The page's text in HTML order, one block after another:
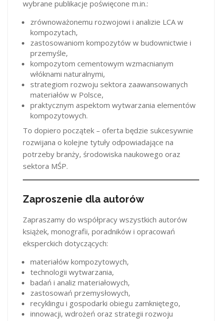
wybrane publikacje poświęcone m.in.:
zrównoważonemu rozwojowi i analizie LCA w
kompozytach,
zastosowaniom kompozytów w budownictwie i
przemyśle,
kompozytom cementowym wzmacnianym
włóknami naturalnymi,
strategiom rozwoju sektora zaawansowanych
materiałów w Polsce,
praktycznym aspektom wytwarzania elementów
kompozytowych.
To dopiero początek – oferta będzie sukcesywnie
rozwijana o kolejne tytuły odpowiadające na
potrzeby branży, środowiska naukowego oraz
sektora MŚP.
Zaproszenie dla autorów
Zapraszamy do współpracy wszystkich autorów
książek, monografii, poradników i opracowań
eksperckich dotyczących:
materiałów kompozytowych,
technologii wytwarzania,
badań i analiz materiałowych,
zastosowań przemysłowych,
recyklingu i gospodarki obiegu zamkniętego,
innowacji, wdrożeń oraz strategii rozwoju